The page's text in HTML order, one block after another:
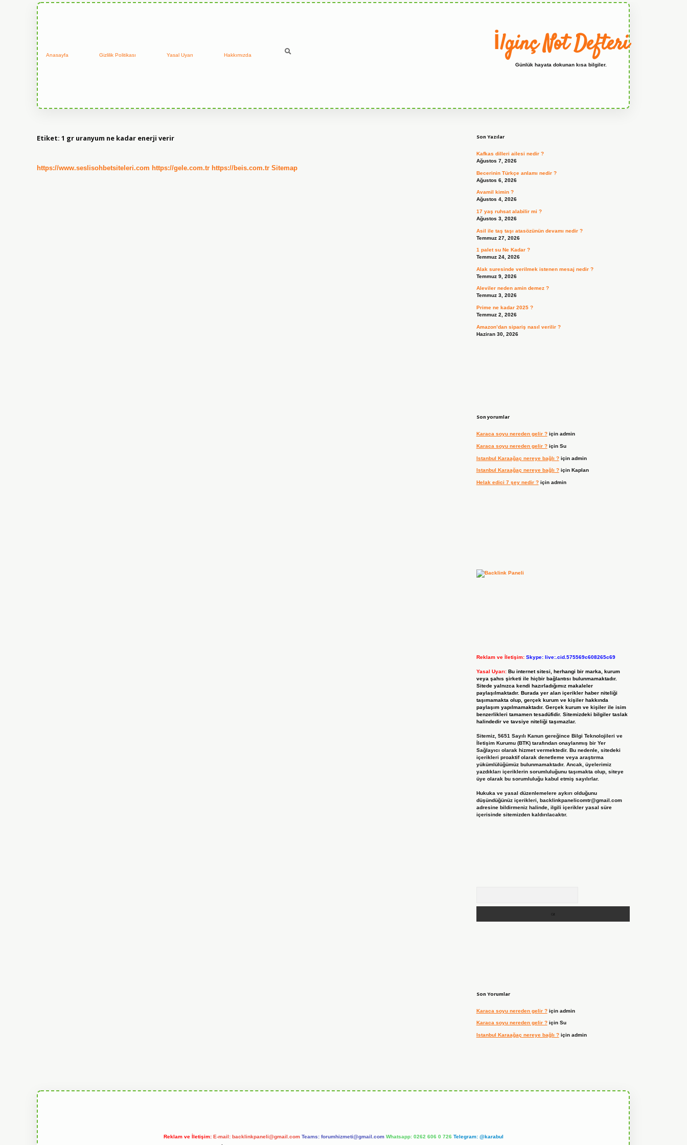
Anasayfa Gizlilik Politikası Yasal Uyarı Hakkımızda İlginç Not Defteri
Günlük hayata dokunan kısa bilgiler.
Etiket: 1 gr uranyum ne kadar enerji verir
https://www.seslisohbetsiteleri.com https://gele.com.tr https://beis.com.tr Sitemap
Son Yazılar
Kafkas dilleri ailesi nedir ?
Ağustos 7, 2026
Becerinin Türkçe anlamı nedir ?
Ağustos 6, 2026
Avamil kimin ?
Ağustos 4, 2026
17 yaş ruhsat alabilir mi ?
Ağustos 3, 2026
Asil ile taş taşı atasözünün devamı nedir ?
Temmuz 27, 2026
1 palet su Ne Kadar ?
Temmuz 24, 2026
Alak suresinde verilmek istenen mesaj nedir ?
Temmuz 9, 2026
Aleviler neden amin demez ?
Temmuz 3, 2026
Prime ne kadar 2025 ?
Temmuz 2, 2026
Amazon’dan sipariş nasıl verilir ?
Haziran 30, 2026
Son yorumlar
Karaca soyu nereden gelir ?için admin
Karaca soyu nereden gelir ?için Su
Istanbul Karaağaç nereye bağlı ?için admin
Istanbul Karaağaç nereye bağlı ?için Kaplan
Helak edici 7 şey nedir ?için admin
Reklam ve İletişim: Skype: live:.cid.575569c608265c69
Yasal Uyarı: Bu internet sitesi, herhangi bir marka, kurum
veya şahıs şirketi ile hiçbir bağlantısı bulunmamaktadır.
Sitede yalnızca kendi hazırladığımız makaleler
paylaşılmaktadır. Burada yer alan içerikler haber niteliği
taşımamakta olup, gerçek kurum ve kişiler hakkında
paylaşım yapılmamaktadır. Gerçek kurum ve kişiler ile isim
benzerlikleri tamamen tesadüfidir. Sitemizdeki bilgiler taslak
halindedir ve tavsiye niteliği taşımazlar.
Sitemiz, 5651 Sayılı Kanun gereğince Bilgi Teknolojileri ve
İletişim Kurumu (BTK) tarafından onaylanmış bir Yer
Sağlayıcı olarak hizmet vermektedir. Bu nedenle, sitedeki
içerikleri proaktif olarak denetleme veya araştırma
yükümlülüğümüz bulunmamaktadır. Ancak, üyelerimiz
yazdıkları içeriklerin sorumluluğunu taşımakta olup, siteye
üye olarak bu sorumluluğu kabul etmiş sayılırlar.
Hukuka ve yasal düzenlemelere aykırı olduğunu
düşündüğünüz içerikleri, backlinkpanelicomtr@gmail.com
adresine bildirmeniz halinde, ilgili içerikler yasal süre
içerisinde sitemizden kaldırılacaktır.
Son Yorumlar
Karaca soyu nereden gelir ?için admin
Karaca soyu nereden gelir ?için Su
Istanbul Karaağaç nereye bağlı ?için admin
Reklam ve İletişim: E-mail: backlinkpaneli@gmail.com Teams: forumhizmeti@gmail.com Whatsapp: 0262 606 0 726 Telegram: @karabul